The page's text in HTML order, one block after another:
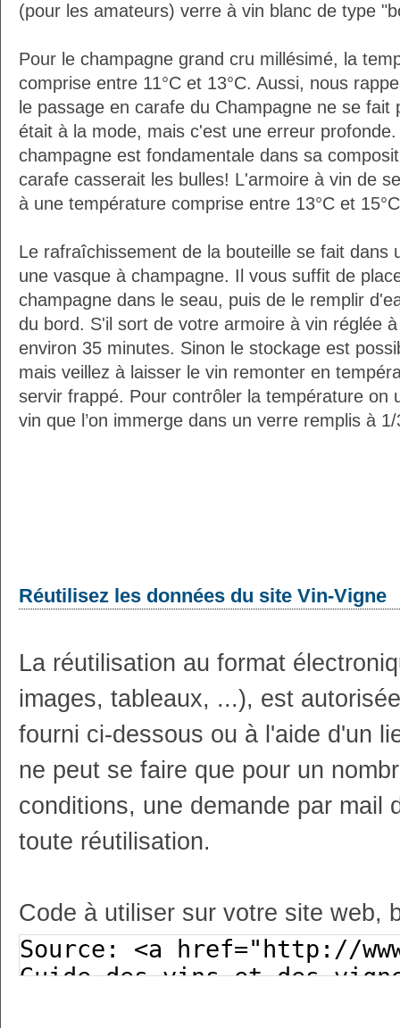
(pour les amateurs) verre à vin blanc de type
Pour le champagne grand cru millésimé, la
comprise entre 11°C et 13°C. Aussi, nous
le passage en carafe du Champagne ne se
était à la mode, mais c'est une erreur
champagne est fondamentale dans sa
carafe casserait les bulles! L'armoire à vin de
à une température comprise entre 13°C et
Le rafraîchissement de la bouteille se fait dans
une vasque à champagne. Il vous suffit de
champagne dans le seau, puis de le remplir
du bord. S'il sort de votre armoire à vin réglée
environ 35 minutes. Sinon le stockage est
mais veillez à laisser le vin remonter en
servir frappé. Pour contrôler la température on
vin que l’on immerge dans un verre remplis à
Réutilisez les données du site Vin-Vigne
La réutilisation au format
images, tableaux, ...), est
fourni ci-dessous ou à l'aide d'un
ne peut se faire que pour un
conditions, une demande par mail
toute réutilisation.
Code à utiliser sur votre site web,